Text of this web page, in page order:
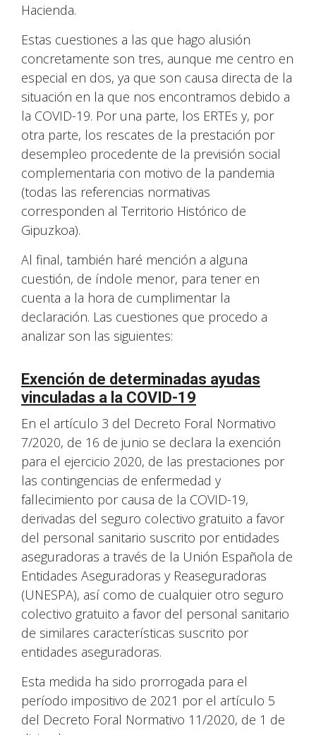
Hacienda.
Estas cuestiones a las que hago alusión
concretamente son tres, aunque me centro en
especial en dos, ya que son causa directa de la
situación en la que nos encontramos debido a
la COVID-19. Por una parte, los ERTEs y, por
otra parte, los rescates de la prestación por
desempleo procedente de la previsión social
complementaria con motivo de la pandemia
(todas las referencias normativas
corresponden al Territorio Histórico de
Gipuzkoa).
Al final, también haré mención a alguna
cuestión, de índole menor, para tener en
cuenta a la hora de cumplimentar la
declaración. Las cuestiones que procedo a
analizar son las siguientes:
Exención de determinadas ayudas
vinculadas a la COVID-19
En el artículo 3 del Decreto Foral Normativo
7/2020, de 16 de junio se declara la exención
para el ejercicio 2020, de las prestaciones por
las contingencias de enfermedad y
fallecimiento por causa de la COVID-19,
derivadas del seguro colectivo gratuito a favor
del personal sanitario suscrito por entidades
aseguradoras a través de la Unión Española de
Entidades Aseguradoras y Reaseguradoras
(UNESPA), así como de cualquier otro seguro
colectivo gratuito a favor del personal sanitario
de similares características suscrito por
entidades aseguradoras.
Esta medida ha sido prorrogada para el
período impositivo de 2021 por el artículo 5
del Decreto Foral Normativo 11/2020, de 1 de